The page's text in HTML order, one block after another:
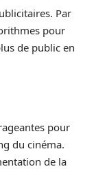
Par
pour
de public en
pour
du cinéma.
de la